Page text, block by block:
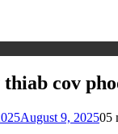
cov
August 9, 202505